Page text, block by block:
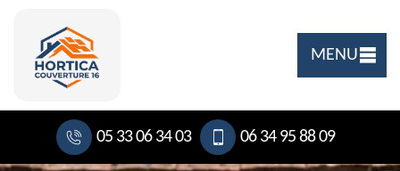
MENU
05 33 06 34 03 06 34 95 88 09